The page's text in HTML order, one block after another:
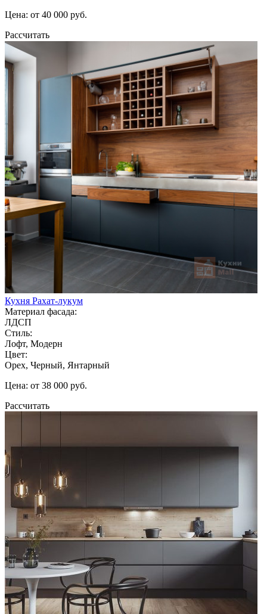
Цена: от 40 000 руб.
Рассчитать
Кухня Рахат-лукум
Материал фасада:
ЛДСП
Стиль:
Лофт, Модерн
Цвет:
Орех, Черный, Янтарный
Цена: от 38 000 руб.
Рассчитать